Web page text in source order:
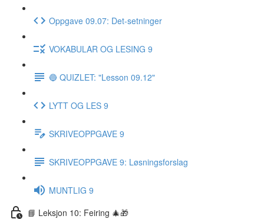
Oppgave 09.07: Det-setninger
VOKABULAR OG LESING 9
🔵 QUIZLET: "Lesson 09.12"
LYTT OG LES 9
SKRIVEOPPGAVE 9
SKRIVEOPPGAVE 9: Løsningsforslag
MUNTLIG 9
📘 Leksjon 10: Feiring 🎄🎁